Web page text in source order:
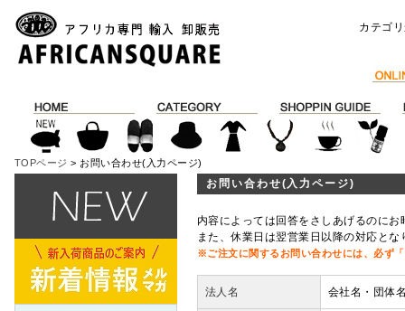
カテゴ
TOPページ > お問い合わせ(入力ページ)
お問い合わせ(入力ページ)
内容によっては回答をさしあげるのに
また、休業日は翌営業日以降の対応と
※ご注文に関するお問い合わせには、必ず
法人名 会社名・団体